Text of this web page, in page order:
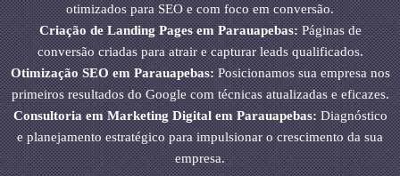
otimizados para SEO e com foco em conversão.
Criação de Landing Pages em Parauapebas:Páginas de
conversão criadas para atrair e capturar leads qualificados.
Otimização SEO em Parauapebas:Posicionamos sua empresa nos
primeiros resultados do Google com técnicas atualizadas e eficazes.
Consultoria em Marketing Digital em Parauapebas:Diagnóstico
e planejamento estratégico para impulsionar o crescimento da sua
empresa.